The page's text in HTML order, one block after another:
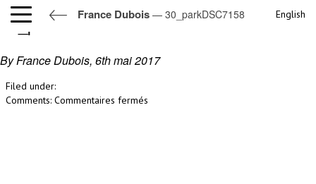
France Dubois — 30_parkDSC7158 English
30_parkDSC7158
By France Dubois, 6th mai 2017
Filed under:
Comments: Commentaires fermés